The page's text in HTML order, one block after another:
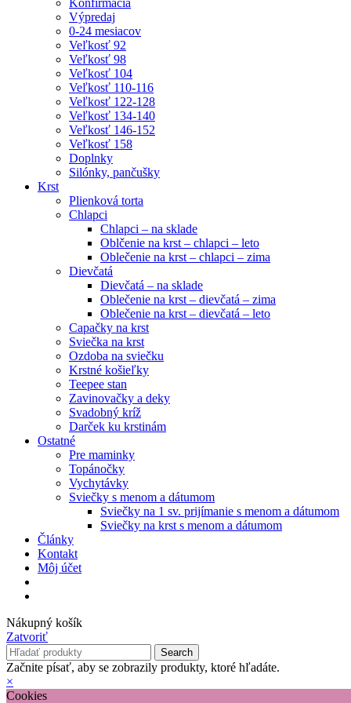
Konfirmácia
Výpredaj
0-24 mesiacov
Veľkosť 92
Veľkosť 98
Veľkosť 104
Veľkosť 110-116
Veľkosť 122-128
Veľkosť 134-140
Veľkosť 146-152
Veľkosť 158
Doplnky
Silónky, pančušky
Krst
Plienková torta
Chlapci
Chlapci – na sklade
Oblčenie na krst – chlapci – leto
Oblečenie na krst – chlapci – zima
Dievčatá
Dievčatá – na sklade
Oblečenie na krst – dievčatá – zima
Oblečenie na krst – dievčatá – leto
Capačky na krst
Sviečka na krst
Ozdoba na sviečku
Krstné košieľky
Teepee stan
Zavinovačky a deky
Svadobný kríž
Darček ku krstinám
Ostatné
Pre maminky
Topánočky
Vychytávky
Sviečky s menom a dátumom
Sviečky na 1 sv. prijímanie s menom a dátumom
Sviečky na krst s menom a dátumom
Články
Kontakt
Môj účet
Nákupný košík
Zatvoriť
Search
Začnite písať, aby se zobrazily produkty, ktoré hľadáte.
×
Cookies